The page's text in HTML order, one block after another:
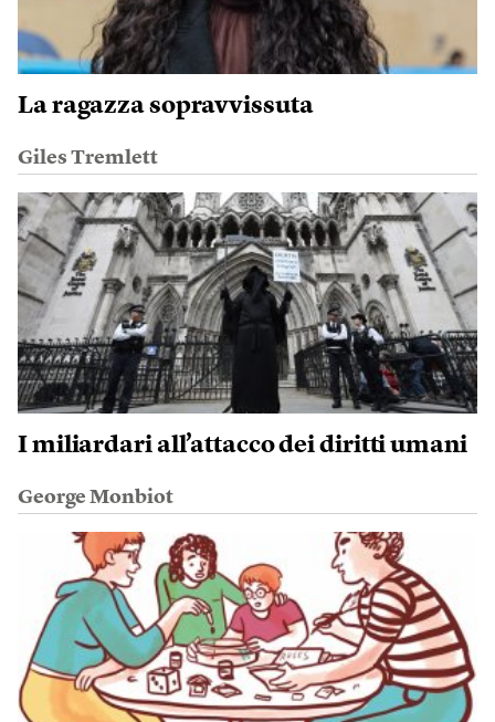
La ragazza sopravvissuta
Giles Tremlett
I miliardari all’attacco dei diritti umani
George Monbiot